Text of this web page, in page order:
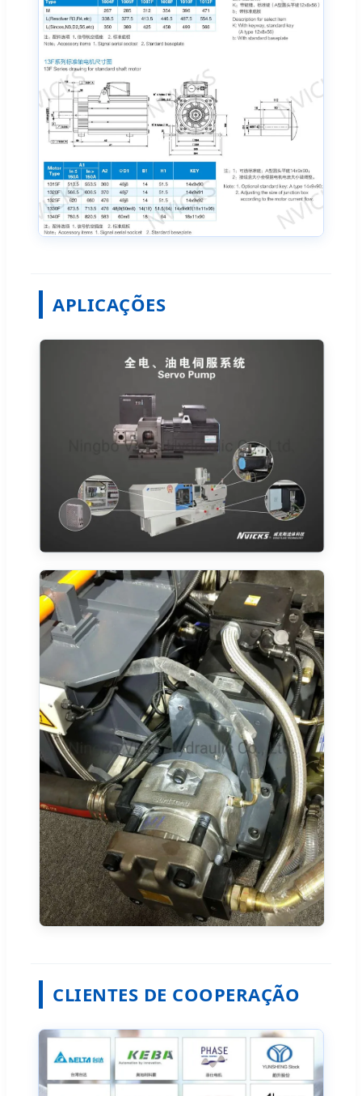
APLICAÇÕES
CLIENTES DE COOPERAÇÃO